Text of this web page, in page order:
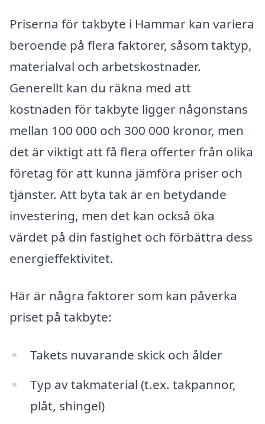
Priserna för takbyte i Hammar kan variera
beroende på flera faktorer, såsom taktyp,
materialval och arbetskostnader.
Generellt kan du räkna med att
kostnaden för takbyte ligger någonstans
mellan 100 000 och 300 000 kronor, men
det är viktigt att få flera offerter från olika
företag för att kunna jämföra priser och
tjänster. Att byta tak är en betydande
investering, men det kan också öka
värdet på din fastighet och förbättra dess
energieffektivitet.
Här är några faktorer som kan påverka
priset på takbyte:
Takets nuvarande skick och ålder
Typ av takmaterial (t.ex. takpannor,
plåt, shingel)